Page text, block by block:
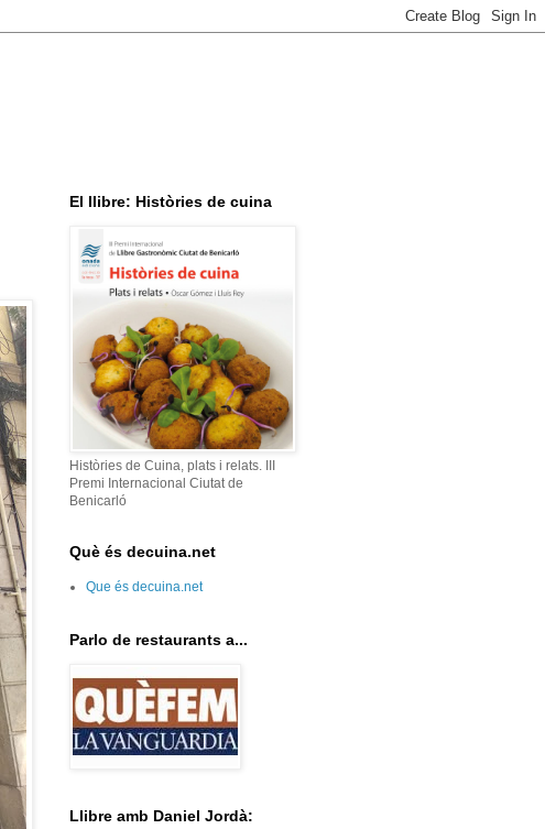
El llibre: Històries de cuina
Històries de Cuina, plats i relats. III
Premi Internacional Ciutat de
Benicarló
Què és decuina.net
Que és decuina.net
Parlo de restaurants a...
Llibre amb Daniel Jordà: